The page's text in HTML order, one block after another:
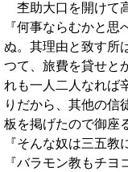
杢助大口を開けて
『何事ならむかと
ぬ。其理由と致す所
つて、旅費を貸せと
れも一人二人なれば
りだから、其他の信
板を掲げたので御座
『そんな奴は三五
『バラモン教もチ